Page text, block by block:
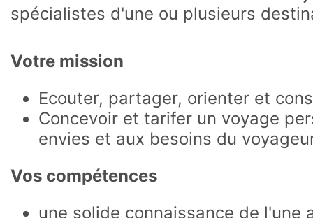
spécialistes d'une ou plusieurs
Votre mission
Ecouter, partager, orienter et
Concevoir et tarifer un voyage
envies et aux besoins du
Vos compétences
une solide connaissance de l'une